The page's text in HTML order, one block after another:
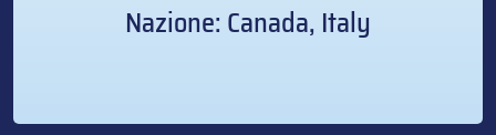
Nazione: Canada, Italy